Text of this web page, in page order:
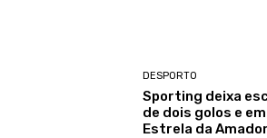
DESPORTO
Sporting deixa
de dois golos e
Estrela da